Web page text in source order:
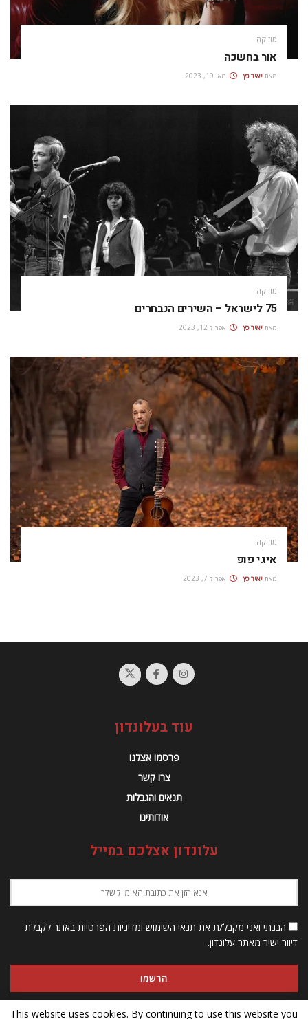
מוזיקה
אור בחשכה
מאת יאיר כץ מאי 19, 2023
מוזיקה
75 לישראל – השירים הנבחרים
מאת יאיר כץ אפריל 12, 2023
מוזיקה
איגי פופ
מאת יאיר כץ אפריל 7, 2023
עוד בעלונדון
פרסמו אצלנו
צרו קשר
תנאים והגבלות
אודותינו
עלונדון אצלכם במייל
הבנתי ואני מקבל/ת את תנאי השימוש ומדיניות הפרטיות באתר לקבלת
דיוור ישיר מאתר עלונדון.
This website uses cookies. By continuing to use this website you